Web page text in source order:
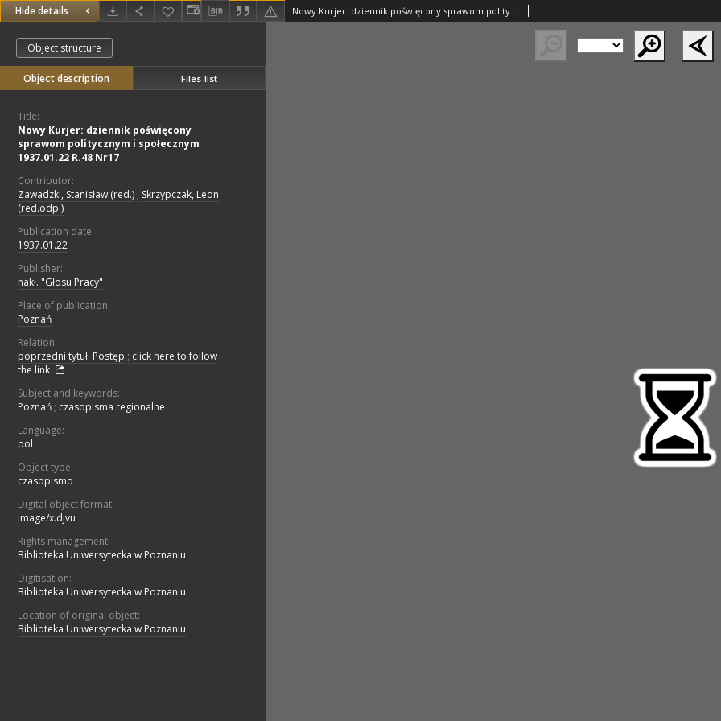
Hide details Nowy Kurjer: dziennik poświęcony sprawom politycznym i społecznym 1937.01.22 R.48 Nr17
Object structure
Object description Files list
Title:
Nowy Kurjer: dziennik poświęcony
sprawom politycznym i społecznym
1937.01.22 R.48 Nr17
Contributor:
Zawadzki, Stanisław (red.) ; Skrzypczak, Leon
(red.odp.)
Publication date:
1937.01.22
Publisher:
nakł. "Głosu Pracy"
Place of publication:
Poznań
Relation:
poprzedni tytuł: Postęp ; click here to follow
the link
Subject and keywords:
Poznań ; czasopisma regionalne
Language:
pol
Object type:
czasopismo
Digital object format:
image/x.djvu
Rights management:
Biblioteka Uniwersytecka w Poznaniu
Digitisation:
Biblioteka Uniwersytecka w Poznaniu
Location of original object:
Biblioteka Uniwersytecka w Poznaniu